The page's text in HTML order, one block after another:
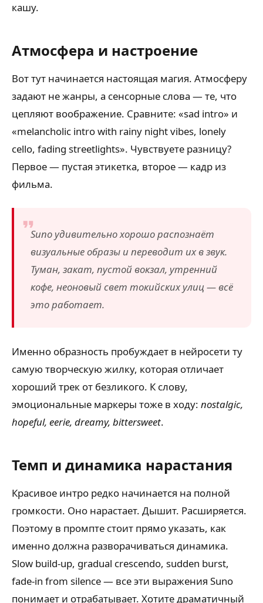
кашу.
Атмосфера и настроение
Вот тут начинается настоящая магия. Атмосферу
задают не жанры, а сенсорные слова — те, что
цепляют воображение. Сравните: «sad intro» и
«melancholic intro with rainy night vibes, lonely
cello, fading streetlights». Чувствуете разницу?
Первое — пустая этикетка, второе — кадр из
фильма.
Suno удивительно хорошо распознаёт
визуальные образы и переводит их в звук.
Туман, закат, пустой вокзал, утренний
кофе, неоновый свет токийских улиц — всё
это работает.
Именно образность пробуждает в нейросети ту
самую творческую жилку, которая отличает
хороший трек от безликого. К слову,
эмоциональные маркеры тоже в ходу: nostalgic,
hopeful, eerie, dreamy, bittersweet.
Темп и динамика нарастания
Красивое интро редко начинается на полной
громкости. Оно нарастает. Дышит. Расширяется.
Поэтому в промпте стоит прямо указать, как
именно должна разворачиваться динамика.
Slow build-up, gradual crescendo, sudden burst,
fade-in from silence — все эти выражения Suno
понимает и отрабатывает. Хотите драматичный